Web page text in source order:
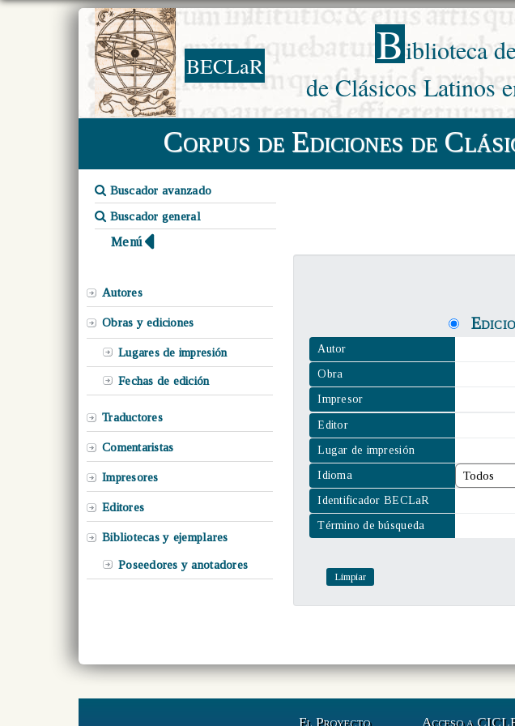
BECLaR Biblioteca
de Clásicos Latinos
Corpus de Ediciones de
Buscador avanzado
Buscador general
Menú
Autores
Obras y ediciones
Lugares de impresión
Fechas de edición
Traductores
Comentaristas
Impresores
Editores
Bibliotecas y ejemplares
Poseedores y anotadores
Autor
Obra
Impresor
Editor
Lugar de impresión
Idioma
Identificador BECLaR
Término de búsqueda
Limpiar
El Proyecto Acceso a